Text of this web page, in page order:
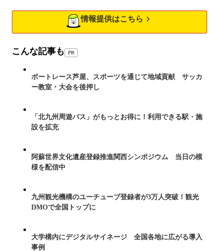
情報提供はこちら
こんな記事も PR
ボートレース芦屋、スポーツを通じて地域貢献 サッカ
ー教室・大会を後押し
「北九州周遊パス」がもっとお得に！利用できる駅・施
設を拡充
阿蘇世界文化遺産登録推進関西シンポジウム 当日の模
様を配信中
九州観光機構のユーチューブ登録者が3万人突破！観光
DMOで全国トップに
大学構内にデジタルサイネージ 全国各地に広がる導入
事例